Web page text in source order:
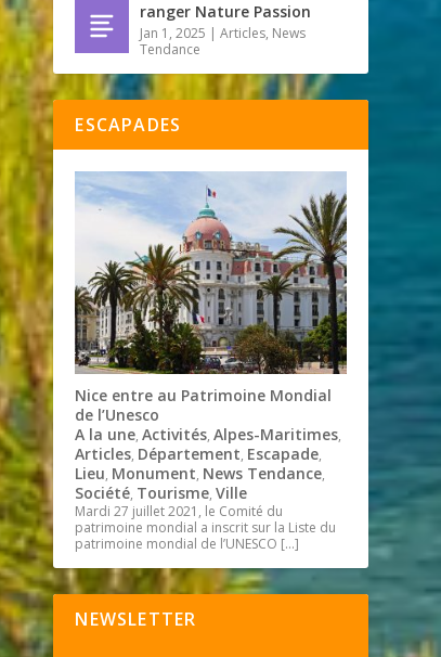
ranger Nature Passion
Jan 1, 2025 |Articles, News
Tendance
ESCAPADES
Nice entre au Patrimoine Mondial
de l’Unesco
A la une,Activités,Alpes-Maritimes,
Articles, Département, Escapade,
Lieu, Monument, News Tendance,
Société, Tourisme,Ville
Mardi 27 juillet 2021, le Comité du
patrimoine mondial a inscrit sur la Liste du
patrimoine mondial de l’UNESCO […]
NEWSLETTER